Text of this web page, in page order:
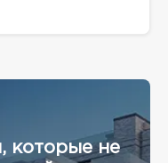
которые не